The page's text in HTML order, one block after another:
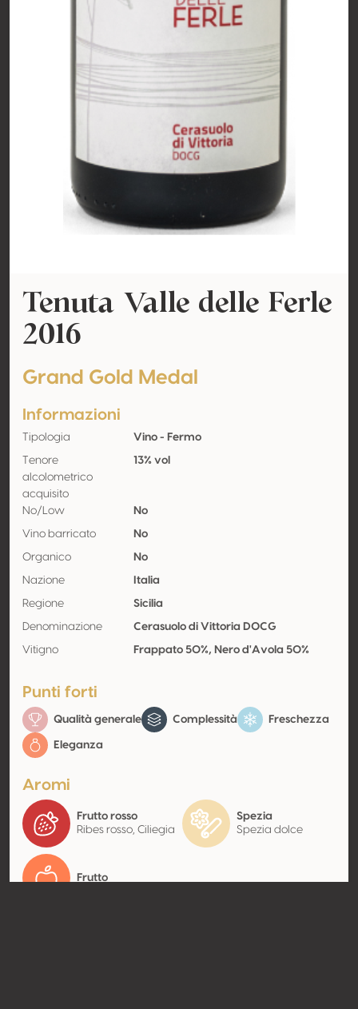
Tenuta Valle delle Ferle
2016
Grand Gold Medal
Informazioni
Tipologia Vino - Fermo
Tenore
alcolometrico
acquisito
13% vol
No/Low No
Vino barricato No
Organico No
Nazione Italia
Regione Sicilia
Denominazione Cerasuolo di Vittoria DOCG
Vitigno Frappato 50%, Nero d'Avola 50%
Punti forti
Qualità generale Complessità Freschezza
Eleganza
Aromi
Frutto rosso
Ribes rosso, Ciliegia
Spezia
Spezia dolce
Frutto